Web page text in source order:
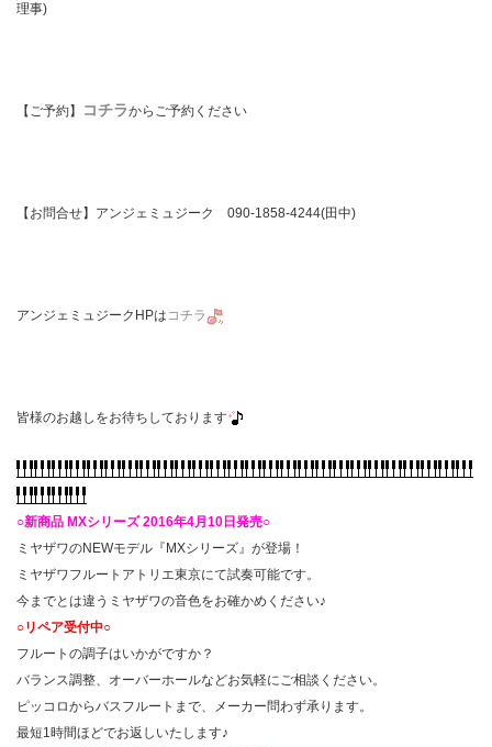
理事)
【ご予約】 コチラからご予約ください
【お問合せ】アンジェミュジーク 090-1858-4244(田中)
アンジェミュジークHPは コチラ
皆様のお越しをお待ちしております
○新商品 MXシリーズ 2016年4月10日発売○
ミヤザワのNEWモデル『MXシリーズ』が登場！
ミヤザワフルートアトリエ東京にて試奏可能です。
今までとは違うミヤザワの音色をお確かめください♪
○リペア受付中○
フルートの調子はいかがですか？
バランス調整、オーバーホールなどお気軽にご相談ください。
ピッコロからバスフルートまで、メーカー問わず承ります。
最短1時間ほどでお返しいたします♪